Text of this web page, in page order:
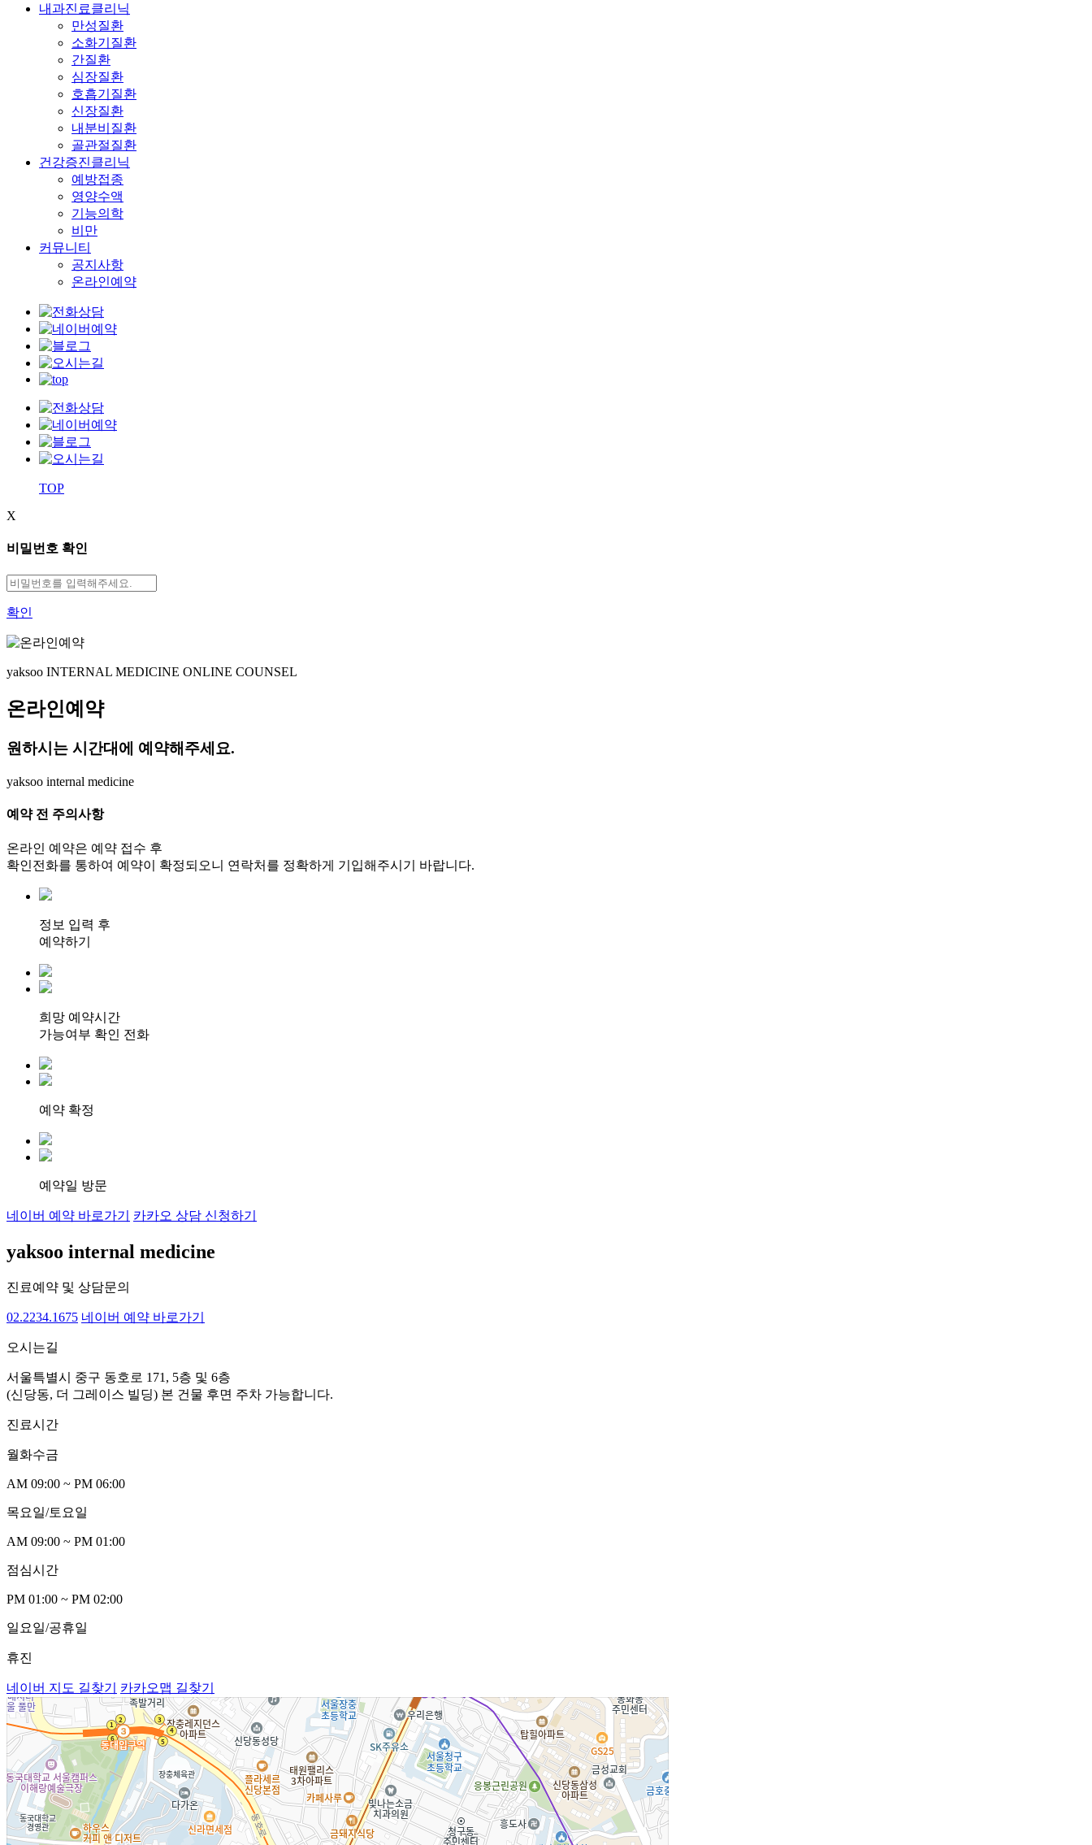
내과진료클리닉
만성질환
소화기질환
간질환
심장질환
호흡기질환
신장질환
내분비질환
골관절질환
건강증진클리닉
예방접종
영양수액
기능의학
비만
커뮤니티
공지사항
온라인예약
TOP
X
비밀번호 확인
확인
yaksoo INTERNAL MEDICINE ONLINE COUNSEL
온라인예약
원하시는 시간대에 예약해주세요.
yaksoo internal medicine
예약 전 주의사항
온라인 예약은 예약 접수 후
확인전화를 통하여 예약이 확정되오니 연락처 를 정확하게 기입해주시기 바랍니다.
정보 입력 후
예약하기
희망 예약시간
가능여부 확인 전화
예약 확정
예약일 방문
네이버 예약 바로가기 카카오 상담 신청하기
yaksoo internal medicine
진료예약 및 상담문의
02.2234.1675 네이버 예약 바로가기
오시는길
서울특별시 중구 동호로 171, 5층 및 6층
(신당동, 더 그레이스 빌딩) 본 건물 후면 주차 가능합니다.
진료시간
월화수금
AM 09:00 ~ PM 06:00
목요일/토요일
AM 09:00 ~ PM 01 :00
점심시 간
PM 01 :00 ~ PM 02:00
일요일/공휴일
휴진
네이버 지도 길찾기 카카오맵 길찾기